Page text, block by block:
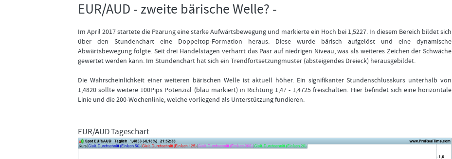
EUR/AUD - zweite bärische Welle? -
Im April 2017 startete die Paarung eine starke Aufwärtsbewegung und markierte ein Hoch bei 1,5227. In diesem Bereich bildet sich
über den Stundenchart eine Doppeltop-Formation heraus. Diese wurde bärisch aufgelöst und eine dynamische
Abwärtsbewegung folgte. Seit drei Handelstagen verharrt das Paar auf niedrigen Niveau, was als weiteres Zeichen der Schwäche
gewertet werden kann. Im Stundenchart hat sich ein Trendfortsetzungmuster (absteigendes Dreieck) herausgebildet.
Die Wahrscheinlichkeit einer weiteren bärischen Welle ist aktuell höher. Ein signifikanter Stundenschlusskurs unterhalb von
1,4820 sollte weitere 100Pips Potenzial (blau markiert) in Richtung 1,47 - 1,4725 freischalten. Hier befindet sich eine horizontale
Linie und die 200-Wochenlinie, welche vorliegend als Unterstützung fundieren.
EUR/AUD Tageschart